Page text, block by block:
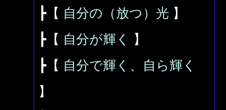
┣【 自分の（放つ）光 】
┣【 自分が輝く
】
┣【 自分で輝く、自ら輝く
】